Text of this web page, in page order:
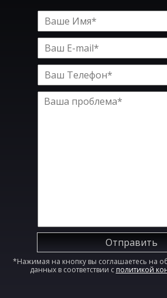
Отправить
*Нажимая на кнопку вы соглашаетесь на
данных в соответствии с политикой